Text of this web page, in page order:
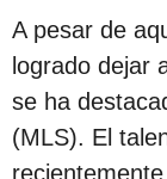
ó
n
A pesar de
logrado dejar
se ha
(MLS). El